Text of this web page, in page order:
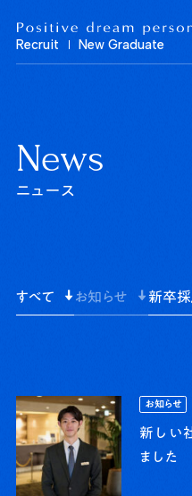
Positive dream persons
Recruit New Graduate
News
ニュース
すべて お知らせ 新卒採
お知らせ
新しい
ました